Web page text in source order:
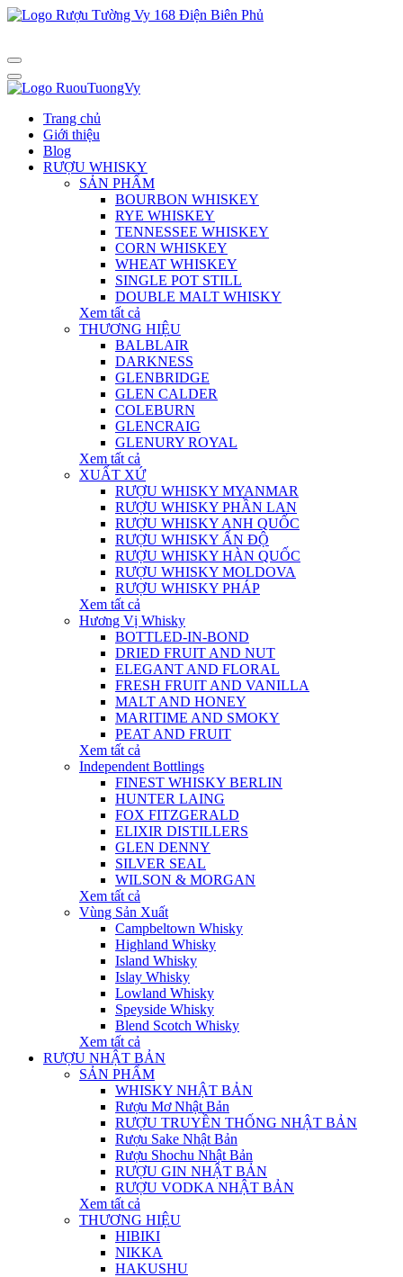
Trang chủ
Giới thiệu
Blog
RƯỢU WHISKY
SẢN PHẨM
BOURBON WHISKEY
RYE WHISKEY
TENNESSEE WHISKEY
CORN WHISKEY
WHEAT WHISKEY
SINGLE POT STILL
DOUBLE MALT WHISKY
Xem tất cả
THƯƠNG HIỆU
BALBLAIR
DARKNESS
GLENBRIDGE
GLEN CALDER
COLEBURN
GLENCRAIG
GLENURY ROYAL
Xem tất cả
XUẤT XỨ
RƯỢU WHISKY MYANMAR
RƯỢU WHISKY PHẦN LAN
RƯỢU WHISKY ANH QUỐC
RƯỢU WHISKY ẤN ĐỘ
RƯỢU WHISKY HÀN QUỐC
RƯỢU WHISKY MOLDOVA
RƯỢU WHISKY PHÁP
Xem tất cả
Hương Vị Whisky
BOTTLED-IN-BOND
DRIED FRUIT AND NUT
ELEGANT AND FLORAL
FRESH FRUIT AND VANILLA
MALT AND HONEY
MARITIME AND SMOKY
PEAT AND FRUIT
Xem tất cả
Independent Bottlings
FINEST WHISKY BERLIN
HUNTER LAING
FOX FITZGERALD
ELIXIR DISTILLERS
GLEN DENNY
SILVER SEAL
WILSON & MORGAN
Xem tất cả
Vùng Sản Xuất
Campbeltown Whisky
Highland Whisky
Island Whisky
Islay Whisky
Lowland Whisky
Speyside Whisky
Blend Scotch Whisky
Xem tất cả
RƯỢU NHẬT BẢN
SẢN PHẨM
WHISKY NHẬT BẢN
Rượu Mơ Nhật Bản
RƯỢU TRUYỀN THỐNG NHẬT BẢN
Rượu Sake Nhật Bản
Rượu Shochu Nhật Bản
RƯỢU GIN NHẬT BẢN
RƯỢU VODKA NHẬT BẢN
Xem tất cả
THƯƠNG HIỆU
HIBIKI
NIKKA
HAKUSHU